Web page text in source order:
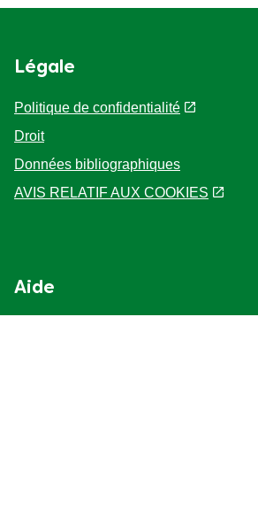
Légale
Politique de confidentialité
Droit
Données bibliographiques
AVIS RELATIF AUX COOKIES
Aide